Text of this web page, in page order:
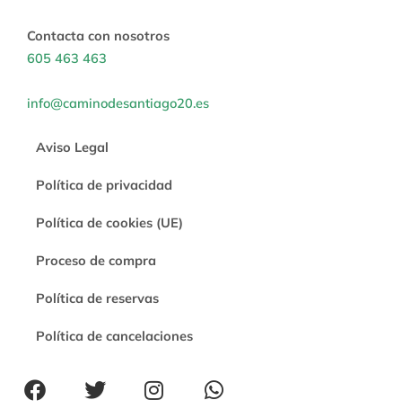
Contacta con nosotros
605 463 463
info@caminodesantiago20.es
Aviso Legal
Política de privacidad
Política de cookies (UE)
Proceso de compra
Política de reservas
Política de cancelaciones
F
T
I
W